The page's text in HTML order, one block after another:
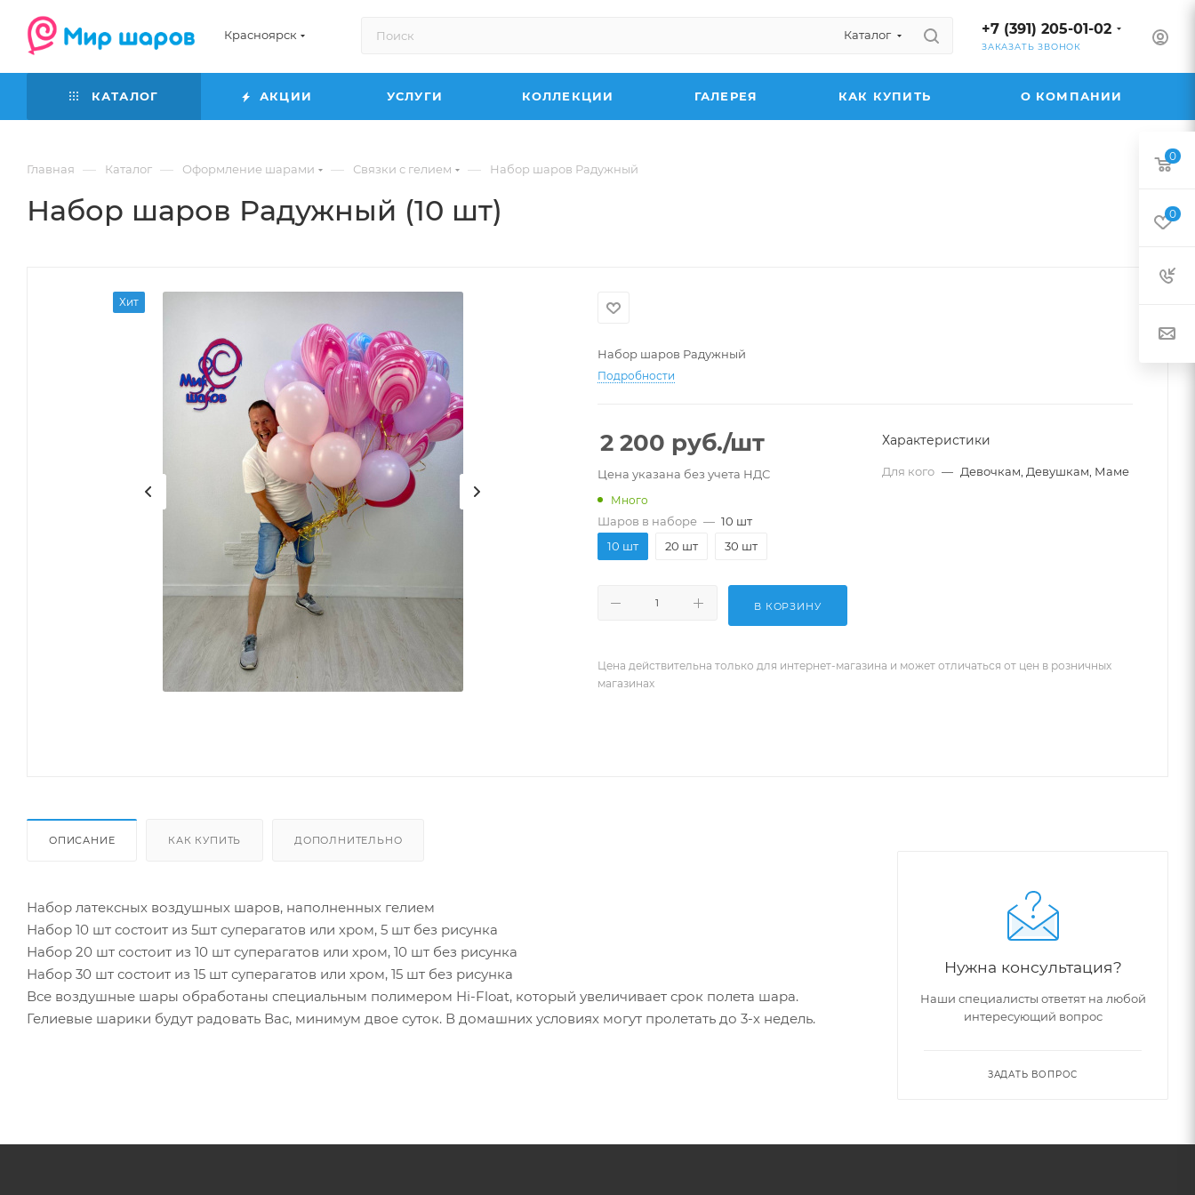
Красноярск Каталог +7 (391) 205-01-02
ЗАКАЗАТЬ ЗВОНОК
КАТАЛОГ АКЦИИ УСЛУГИ КОЛЛЕКЦИИ ГАЛЕРЕЯ КАК КУПИТЬ О КОМПАНИИ
Главная — Каталог — Оформление шарами — Связки с гелием — Набор шаров Радужный
Набор шаров Радужный (10 шт)
Хит
Набор шаров Радужный
Подробности
2 200 руб./шт
Цена указана без учета НДС
Много
Шаров в наборе — 10 шт
10 шт
20 шт 30 шт
В КОРЗИНУ
Характеристики
Для кого — Девочкам, Девушкам, Маме
Цена действительна только для интернет-магазина и может отличаться от цен в розничных
магазинах
ОПИСАНИЕ КАК КУПИТЬ ДОПОЛНИТЕЛЬНО
Набор латексных воздушных шаров, наполненных гелием
Набор 10 шт состоит из 5шт суперагатов или хром, 5 шт без рисунка
Набор 20 шт состоит из 10 шт суперагатов или хром, 10 шт без рисунка
Набор 30 шт состоит из 15 шт суперагатов или хром, 15 шт без рисунка
Все воздушные шары обработаны специальным полимером Hi-Float, который увеличивает срок полета шара.
Гелиевые шарики будут радовать Вас, минимум двое суток. В домашних условиях могут пролетать до 3-х недель.
Нужна консультация?
Наши специалисты ответят на любой
интересующий вопрос
ЗАДАТЬ ВОПРОС
0
0